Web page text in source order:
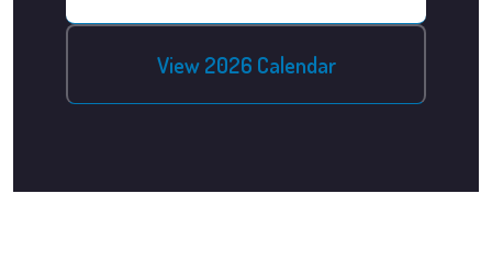
View 2026 Calendar